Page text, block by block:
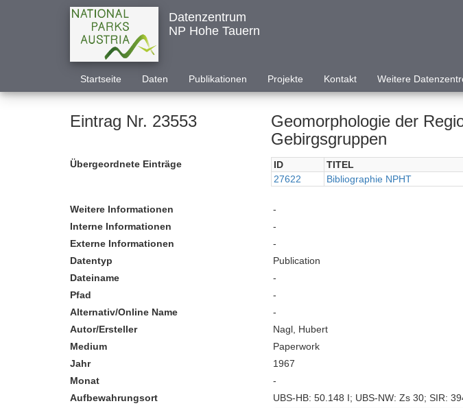
Datenzentrum
NP Hohe Tauern
Startseite Daten Publikationen Projekte Kontakt Weitere
Eintrag Nr. 23553
Geomorphologie der
Gebirgsgruppen
Übergeordnete Einträge ID TITEL
27622
Bibliographie NPHT
Weitere Informationen
-
Interne Informationen
-
Externe Informationen
-
Datentyp
Publication
Dateiname
-
Pfad
-
Alternativ/Online Name
-
Autor/Ersteller
Nagl, Hubert
Medium
Paperwork
Jahr
1967
Monat
-
Aufbewahrungsort
UBS-HB: 50.148 I; UBS-NW: Zs 30; SIR: